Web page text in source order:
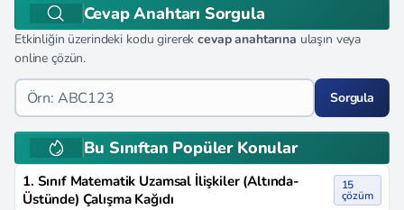
Cevap Anahtarı Sorgula
Etkinliğin üzerindeki kodu girerekcevap anahtarına ulaşın veya
online çözün.
Sorgula
Bu Sınıftan Popüler Konular
1. Sınıf Matematik Uzamsal İlişkiler (Altında-
Üstünde) Çalışma Kağıdı
15
çözüm